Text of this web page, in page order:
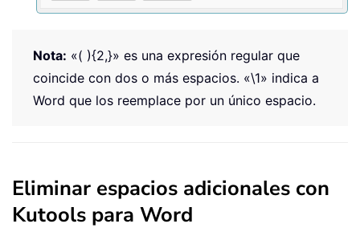
Nota: «( ){2,}» es una expresión regular que
coincide con dos o más espacios. «\1» indica a
Word que los reemplace por un único espacio.
Eliminar espacios adicionales con
Kutools para Word